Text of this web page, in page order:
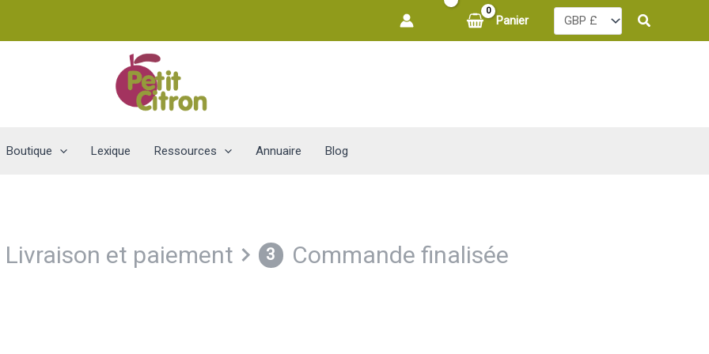
Panier
Boutique Lexique Ressources Annuaire Blog
Livraison et paiement 3 Commande finalisée